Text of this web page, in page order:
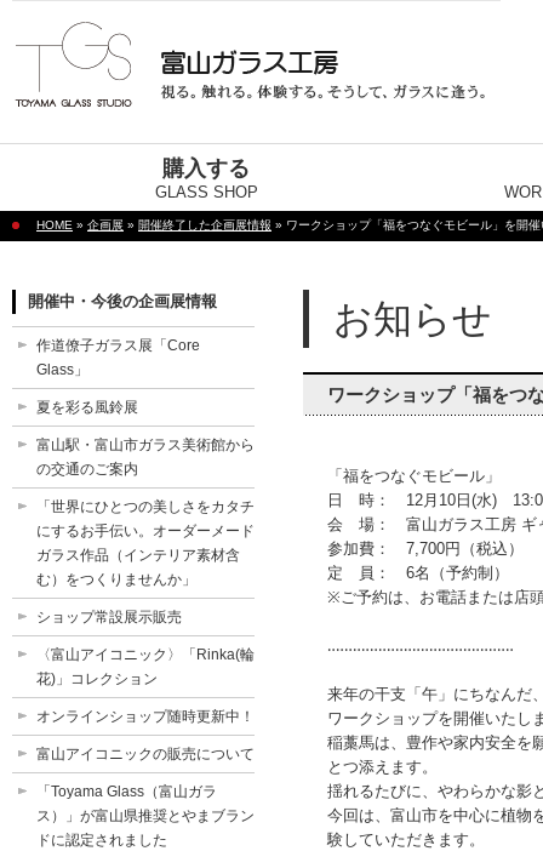
購入する
GLASS SHOP
HOME » 企画展 » 開催終了した企画展情報 » ワークショップ「福をつなぐモビール」を開
お知らせ
ワークショップ「福をつ
「福をつなぐモビール」
日 時： 12月10日(水)
会 場： 富山ガラス工房 ギ
参加費： 7,700円（税込）
定 員： 6名（予約制）
※ご予約は、お電話または店
‥‥‥‥‥‥‥‥‥‥‥‥‥‥‥‥‥‥‥‥‥‥
来年の干支「午」にちなんだ
ワークショップを開催いたし
稲藁馬は、豊作や家内安全を
とつ添えます。
揺れるたびに、やわらかな影
今回は、富山市を中心に植物
験していただきます。
開催中・今後の企画展情報
作道僚子ガラス展「Core
Glass」
夏を彩る風鈴展
富山駅・富山市ガラス美術館から
の交通のご案内
「世界にひとつの美しさをカタチ
にするお手伝い。オーダーメード
ガラス作品（インテリア素材含
む）をつくりませんか」
ショップ常設展示販売
〈富山アイコニック〉「Rinka(輪
花)」コレクション
オンラインショップ随時更新中！
富山アイコニックの販売について
「Toyama Glass（富山ガラ
ス）」が富山県推奨とやまブラン
ドに認定されました